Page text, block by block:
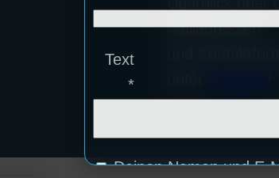
Mailadressen
Text
*
Deinen Namen und E-